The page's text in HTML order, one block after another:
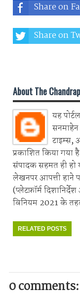
Share on
Share on
About The
यह
सनमाहेन
टाइम्स,
प्रकाशित किया गया
संपादक सहमत ही
लेखनपर आपत्ती हाने
(प्लेटफ़ॉर्म
विनियम 2021 के
RELATED POSTS
0 comments: